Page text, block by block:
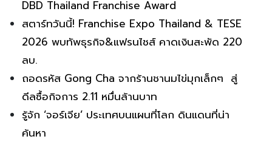
DBD Thailand Franchise Award
สตาร์ทวันนี้! Franchise Expo Thailand & TESE
2026 พบทัพธุรกิจ&แฟรนไชส์ คาดเงินสะพัด 220
ลบ.
ถอดรหัส Gong Cha จากร้านชานมไข่มุกเล็กๆ สู่
ดีลซื้อกิจการ 2.11 หมื่นล้านบาท
รู้จัก ‘จอร์เจีย’ ประเทศบนแผนที่โลก ดินแดนที่น่า
ค้นหา